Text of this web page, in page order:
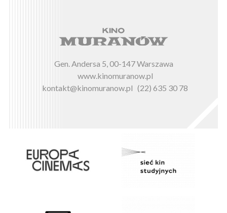
Gen. Andersa 5, 00-147 Warszawa
www.kinomuranow.pl
kontakt@kinomuranow.pl (22) 635 30 78